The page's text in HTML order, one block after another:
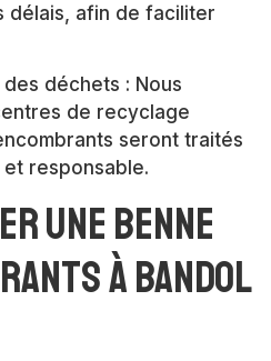
délais, afin de faciliter
déchets : Nous
de recyclage
seront traités
responsable.
une benne
à Bandol